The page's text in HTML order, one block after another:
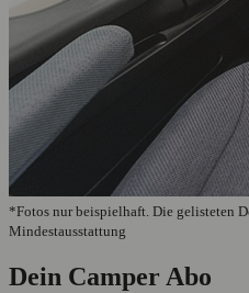
*Fotos nur beispielhaft. Die gelisteten
Mindestausstattung
Dein Camper Abo